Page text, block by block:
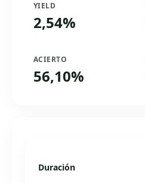
YIELD
2,54%
ACIERTO
56,10%
Duración